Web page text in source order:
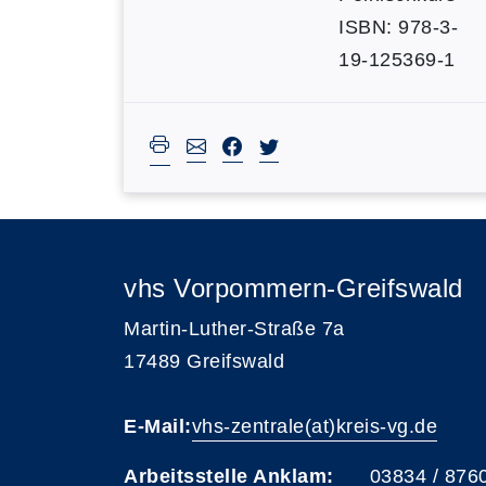
ISBN: 978-3-
19-125369-1
vhs Vorpommern-Greifswald
Martin-Luther-Straße 7a
17489 Greifswald
E-Mail:vhs-zentrale(at)kreis-vg.de
Arbeitsstelle Anklam: 03834 /